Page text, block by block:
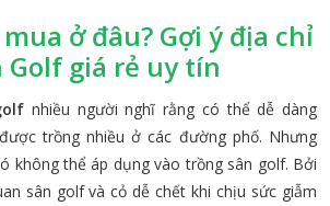
ở đâu? Gợi ý địa chỉ
Golf giá rẻ uy tín
nhiều người nghĩ rằng có thể dễ dàng
trồng nhiều ở các đường phố. Nhưng
không thể áp dụng vào trồng sân golf. Bởi
sân golf và cỏ dễ chết khi chịu sức giẫm